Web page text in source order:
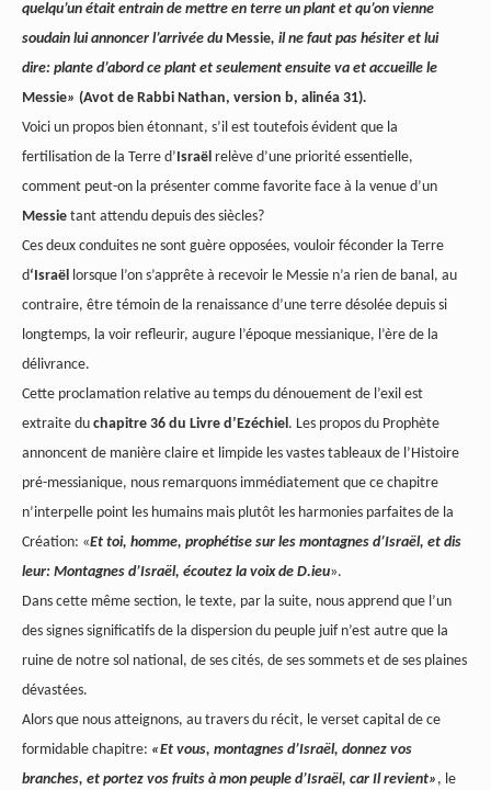
quelqu’un était entrain de mettre en terre un plant et qu’on vienne
soudain lui annoncer l’arrivée du Messie, il ne faut pas hésiter et lui
dire: plante d’abord ce plant et seulement ensuite va et accueille le
Messie» (Avot de Rabbi Nathan, version b, alinéa 31).
Voici un propos bien étonnant, s’il est toutefois évident que la
fertilisation de la Terre d’Israël relève d’une priorité essentielle,
comment peut-on la présenter comme favorite face à la venue d’un
Messie tant attendu depuis des siècles?
Ces deux conduites ne sont guère opposées, vouloir féconder la Terre
d‘Israël lorsque l’on s’apprête à recevoir le Messie n’a rien de banal, au
contraire, être témoin de la renaissance d’une terre désolée depuis si
longtemps, la voir refleurir, augure l’époque messianique, l’ère de la
délivrance.
Cette proclamation relative au temps du dénouement de l’exil est
extraite du chapitre 36 du Livre d’Ezéchiel. Les propos du Prophète
annoncent de manière claire et limpide les vastes tableaux de l’Histoire
pré-messianique, nous remarquons immédiatement que ce chapitre
n’interpelle point les humains mais plutôt les harmonies parfaites de la
Création: «Et toi, homme, prophétise sur les montagnes d’Israël, et dis
leur: Montagnes d’Israël, écoutez la voix de D.ieu».
Dans cette même section, le texte, par la suite, nous apprend que l’un
des signes significatifs de la dispersion du peuple juif n’est autre que la
ruine de notre sol national, de ses cités, de ses sommets et de ses plaines
dévastées.
Alors que nous atteignons, au travers du récit, le verset capital de ce
formidable chapitre: «Et vous, montagnes d’Israël, donnez vos
branches, et portez vos fruits à mon peuple d’Israël, car Il revient» , le